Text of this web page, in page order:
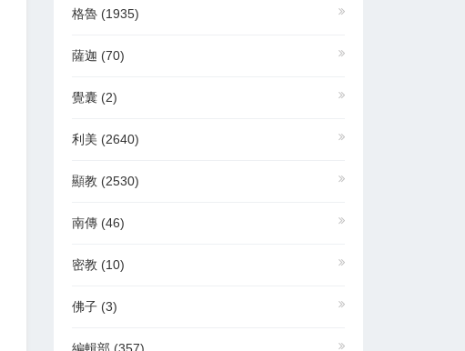
格魯 (1935)
薩迦 (70)
覺囊 (2)
利美 (2640)
顯教 (2530)
南傳 (46)
密教 (10)
佛子 (3)